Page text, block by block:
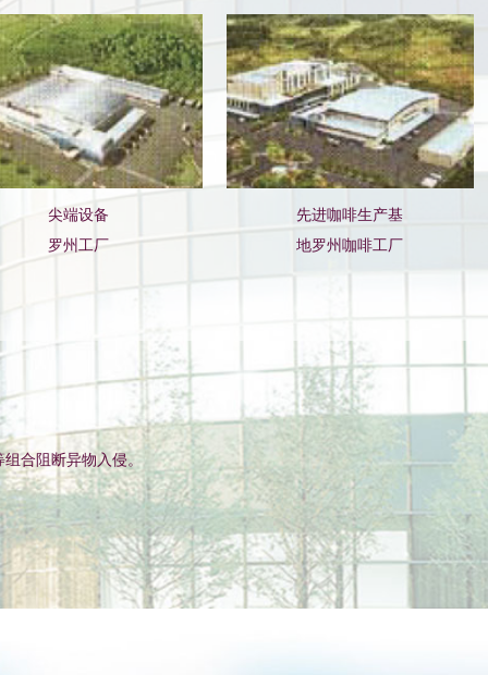
尖端设备
罗州工厂
先进咖啡生产基
地罗州咖啡工厂
合阻断异物入侵。